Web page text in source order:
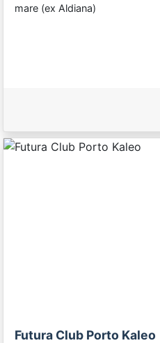
mare (ex Aldiana)
Futura Club Porto Kaleo